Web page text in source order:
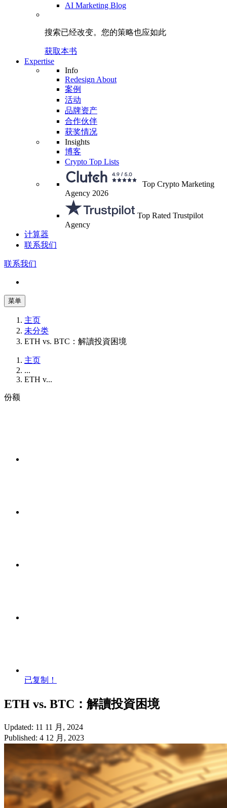
AI Marketing Blog
搜索已经改变。 您的策略也应如此
获取本书
Expertise
Info
Redesign About
案例
活动
品牌资产
合作伙伴
获奖情况
Insights
博客
Crypto Top Lists
Top Crypto Marketing
Agency 2026
Top Rated Trustpilot
Agency
计算器
联系我们
联系我们
菜单
主页
未分类
ETH vs. BTC：解讀投資困境
主页
...
ETH v...
份额
已复制！
ETH vs. BTC：解讀投資困境
Updated: 11 11 月, 2024
Published: 4 12 月, 2023